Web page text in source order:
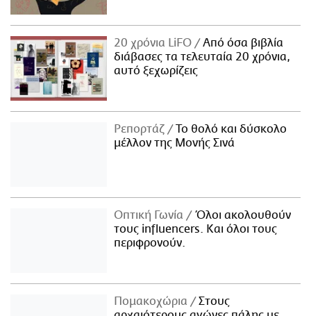
20 χρόνια LiFO
Από όσα βιβλία
διάβασες τα τελευταία 20 χρόνια,
αυτό ξεχωρίζεις
Ρεπορτάζ
Το θολό και δύσκολο
μέλλον της Μονής Σινά
Οπτική Γωνία
Όλοι ακολουθούν
τους influencers. Και όλοι τους
περιφρονούν.
Πομακοχώρια
Στους